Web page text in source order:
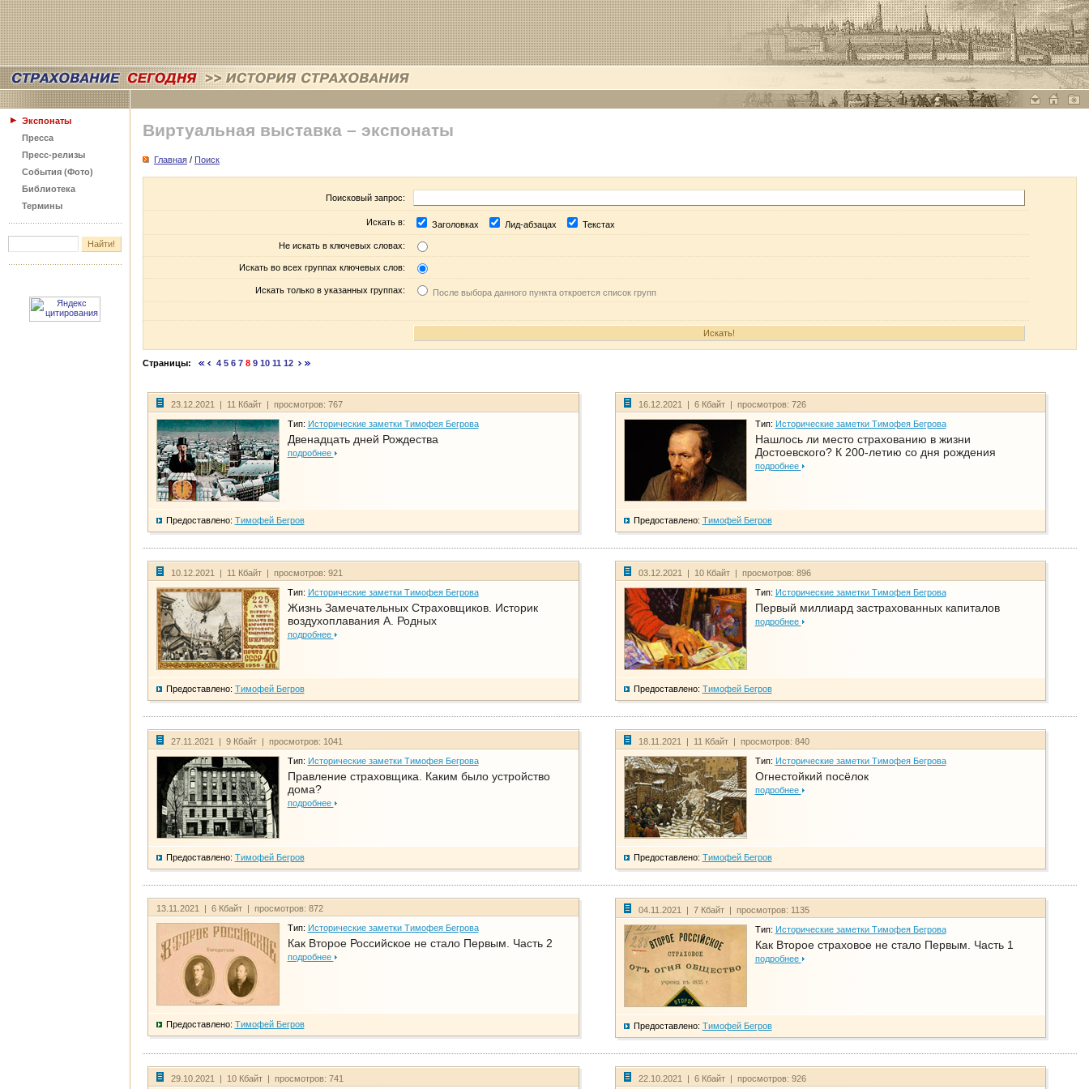
Экспонаты
Пресса
Пресс-релизы
События (Фото)
Библиотека
Термины
Виртуальная выставка – экспонаты
Главная / Поиск
Поисковый запрос:
Искать в: Заголовках Лид-абзацах Текстах
Не искать в ключевых словах:
Искать во всех группах ключевых слов:
Искать только в указанных группах: После выбора данного пункта откроется список групп
Страницы: 4 5 6 7 8 9 10 11 12
23.12.2021 | 11 Кбайт | просмотров: 767
Тип: Исторические заметки Тимофея Бегрова
Двенадцать дней Рождества
подробнее
Предоставлено: Тимофей Бегров
16.12.2021 | 6 Кбайт | просмотров: 726
Тип: Исторические заметки Тимофея Бегрова
Нашлось ли место страхованию в жизни
Достоевского? К 200-летию со дня рождения
подробнее
Предоставлено: Тимофей Бегров
10.12.2021 | 11 Кбайт | просмотров: 921
Тип: Исторические заметки Тимофея Бегрова
Жизнь Замечательных Страховщиков. Историк
воздухоплавания А. Родных
подробнее
Предоставлено: Тимофей Бегров
03.12.2021 | 10 Кбайт | просмотров: 896
Тип: Исторические заметки Тимофея Бегрова
Первый миллиард застрахованных капиталов
подробнее
Предоставлено: Тимофей Бегров
27.11.2021 | 9 Кбайт | просмотров: 1041
Тип: Исторические заметки Тимофея Бегрова
Правление страховщика. Каким было устройство
дома?
подробнее
Предоставлено: Тимофей Бегров
18.11.2021 | 11 Кбайт | просмотров: 840
Тип: Исторические заметки Тимофея Бегрова
Огнестойкий посёлок
подробнее
Предоставлено: Тимофей Бегров
13.11.2021 | 6 Кбайт | просмотров: 872
Тип: Исторические заметки Тимофея Бегрова
Как Второе Российское не стало Первым. Часть 2
подробнее
Предоставлено: Тимофей Бегров
04.11.2021 | 7 Кбайт | просмотров: 1135
Тип: Исторические заметки Тимофея Бегрова
Как Второе страховое не стало Первым. Часть 1
подробнее
Предоставлено: Тимофей Бегров
29.10.2021 | 10 Кбайт | просмотров: 741 22.10.2021 | 6 Кбайт | просмотров: 926